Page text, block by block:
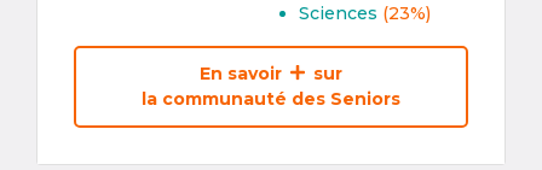
Sciences (23%)
En savoir
sur
la communauté des Seniors